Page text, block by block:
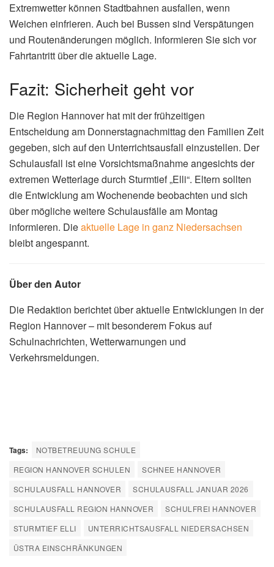
Extremwetter können Stadtbahnen ausfallen, wenn
Weichen einfrieren. Auch bei Bussen sind Verspätungen
und Routenänderungen möglich. Informieren Sie sich vor
Fahrtantritt über die aktuelle Lage.
Fazit: Sicherheit geht vor
Die Region Hannover hat mit der frühzeitigen
Entscheidung am Donnerstagnachmittag den Familien Zeit
gegeben, sich auf den Unterrichtsausfall einzustellen. Der
Schulausfall ist eine Vorsichtsmaßnahme angesichts der
extremen Wetterlage durch Sturmtief „Elli“. Eltern sollten
die Entwicklung am Wochenende beobachten und sich
über mögliche weitere Schulausfälle am Montag
informieren. Dieaktuelle Lage in ganz Niedersachsen
bleibt angespannt.
Über den Autor
Die Redaktion berichtet über aktuelle Entwicklungen in der
Region Hannover – mit besonderem Fokus auf
Schulnachrichten, Wetterwarnungen und
Verkehrsmeldungen.
Tags:
NOTBETREUUNG SCHULE
REGION HANNOVER SCHULEN
SCHNEE HANNOVER
SCHULAUSFALL HANNOVER
SCHULAUSFALL JANUAR 2026
SCHULAUSFALL REGION HANNOVER
SCHULFREI HANNOVER
STURMTIEF ELLI
UNTERRICHTSAUSFALL NIEDERSACHSEN
ÜSTRA EINSCHRÄNKUNGEN